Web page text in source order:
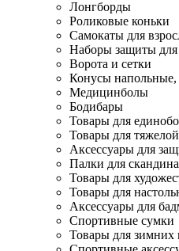
Лонгборды
Роликовые коньки
Самокаты для
Наборы защиты для
Ворота и сетки
Конусы напольные,
Медицинболы
Бодибары
Товары для
Товары для
Аксессуары для
Палки для
Товары для
Товары для
Аксессуары для
Спортивные сумки
Товары для зимних